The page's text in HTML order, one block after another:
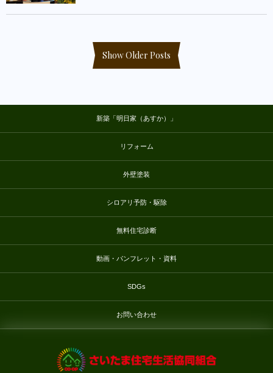
Show Older Posts
新築「明日家（あすか）」
リフォーム
外壁塗装
シロアリ予防・駆除
無料住宅診断
動画・パンフレット・資料
SDGs
お問い合わせ